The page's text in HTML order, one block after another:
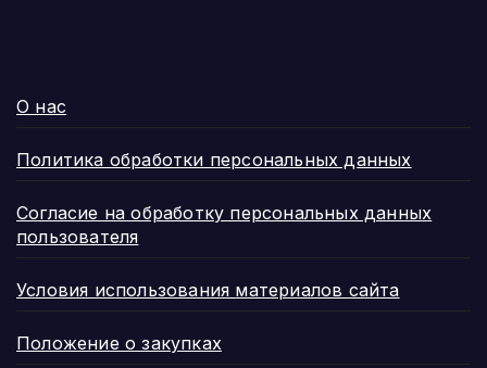
О нас
Политика обработки персональных данных
Согласие на обработку персональных данных
пользователя
Условия использования материалов сайта
Положение о закупках